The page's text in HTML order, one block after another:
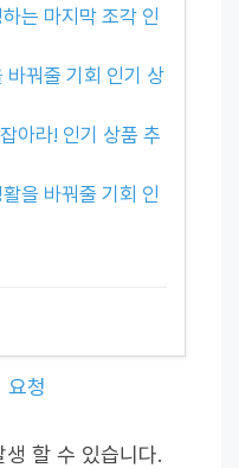
는 마지막 조각 인
바꿔줄 기회 인기 상
아라! 인기 상품 추
을 바꿔줄 기회 인
요청
할 수 있습니다.